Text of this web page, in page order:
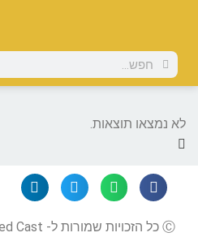
לא נמצאו תוצאות.